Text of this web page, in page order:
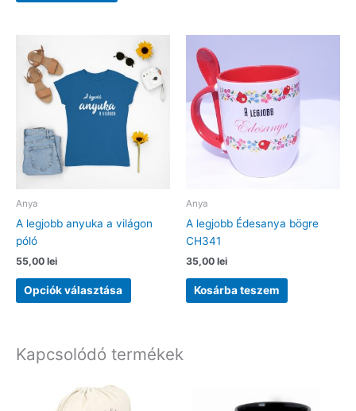
variációja
a
Anya
A legjobb anyuka a világon
póló
55,00 lei
Opciók választása
Ennek
variációja
változatok
Anya
A legjobb Édesanya bögre
CH341
35,00 lei
Kosárba teszem
Kapcsolódó termékek